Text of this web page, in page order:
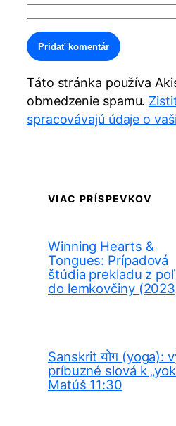
Alternative:
Táto stránka používa
obmedzenie spamu.
spracovávajú údaje o
VIAC PRÍSPEVKOV
Winning Hearts &
Tongues: Prípadová
štúdia prekladu z
do lemkovčiny
Sanskrit योग (yoga):
príbuzné slová k
Matúš 11:30